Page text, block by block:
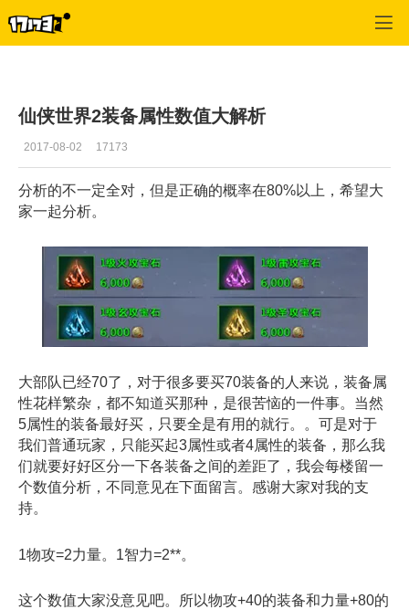
仙侠世界2装备属性数值大解析
2017-08-02 17173
分析的不一定全对，但是正确的概率在80%以上，希望大
家一起分析。
大部队已经70了，对于很多要买70装备的人来说，装备属
性花样繁杂，都不知道买那种，是很苦恼的一件事。当然
5属性的装备最好买，只要全是有用的就行。。可是对于
我们普通玩家，只能买起3属性或者4属性的装备，那么我
们就要好好区分一下各装备之间的差距了，我会每楼留一
个数值分析，不同意见在下面留言。感谢大家对我的支
持。
1物攻=2力量。1智力=2**。
这个数值大家没意见吧。所以物攻+40的装备和力量+80的